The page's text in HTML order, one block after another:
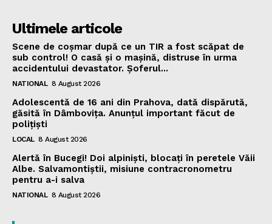
Ultimele articole
Scene de coșmar după ce un TIR a fost scăpat de
sub control! O casă și o mașină, distruse în urma
accidentului devastator. Șoferul...
NATIONAL 8 August 2026
Adolescentă de 16 ani din Prahova, dată dispărută,
găsită în Dâmbovița. Anunțul important făcut de
polițiști
LOCAL 8 August 2026
Alertă în Bucegi! Doi alpiniști, blocați în peretele Văii
Albe. Salvamontiștii, misiune contracronometru
pentru a-i salva
NATIONAL 8 August 2026